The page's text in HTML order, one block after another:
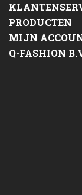
PRODUCTEN
MIJN
Q-FASHION